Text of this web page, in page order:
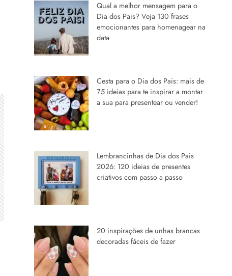
Qual a melhor mensagem para o
Dia dos Pais? Veja 130 frases
emocionantes para homenagear na
data
Cesta para o Dia dos Pais: mais de
75 ideias para te inspirar a montar
a sua para presentear ou vender!
Lembrancinhas de Dia dos Pais
2026: 120 ideias de presentes
criativos com passo a passo
20 inspirações de unhas brancas
decoradas fáceis de fazer